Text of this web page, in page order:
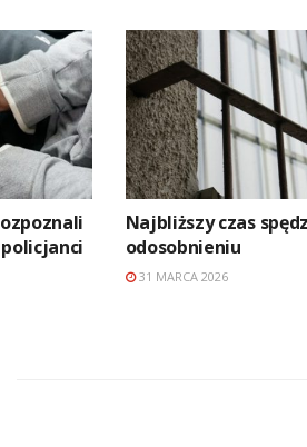
Najbliższy czas
odosobnieniu
31 MARCA 2026